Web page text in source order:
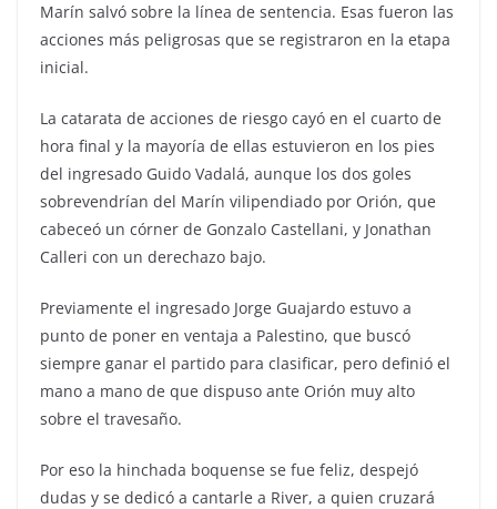
Marín salvó sobre la línea de sentencia. Esas fueron las
acciones más peligrosas que se registraron en la etapa
inicial.
La catarata de acciones de riesgo cayó en el cuarto de
hora final y la mayoría de ellas estuvieron en los pies
del ingresado Guido Vadalá, aunque los dos goles
sobrevendrían del Marín vilipendiado por Orión, que
cabeceó un córner de Gonzalo Castellani, y Jonathan
Calleri con un derechazo bajo.
Previamente el ingresado Jorge Guajardo estuvo a
punto de poner en ventaja a Palestino, que buscó
siempre ganar el partido para clasificar, pero definió el
mano a mano de que dispuso ante Orión muy alto
sobre el travesaño.
Por eso la hinchada boquense se fue feliz, despejó
dudas y se dedicó a cantarle a River, a quien cruzará